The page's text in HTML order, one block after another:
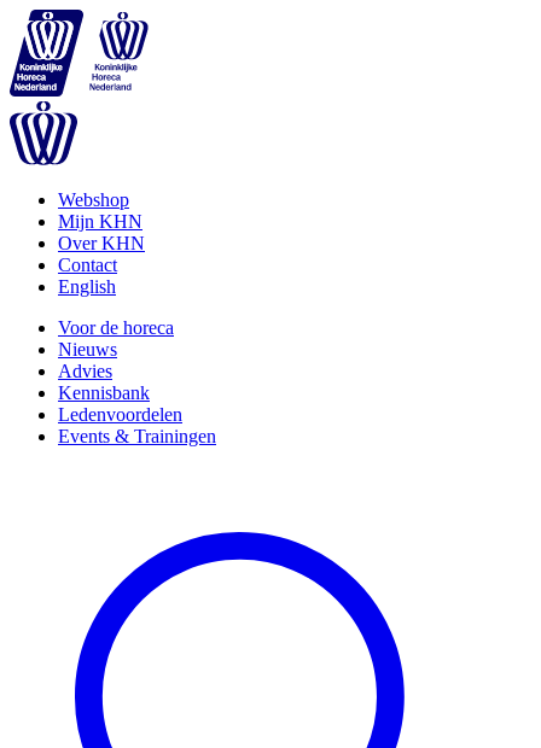
Webshop
Mijn KHN
Over KHN
Contact
English
Voor de horeca
Nieuws
Advies
Kennisbank
Ledenvoordelen
Events & Trainingen